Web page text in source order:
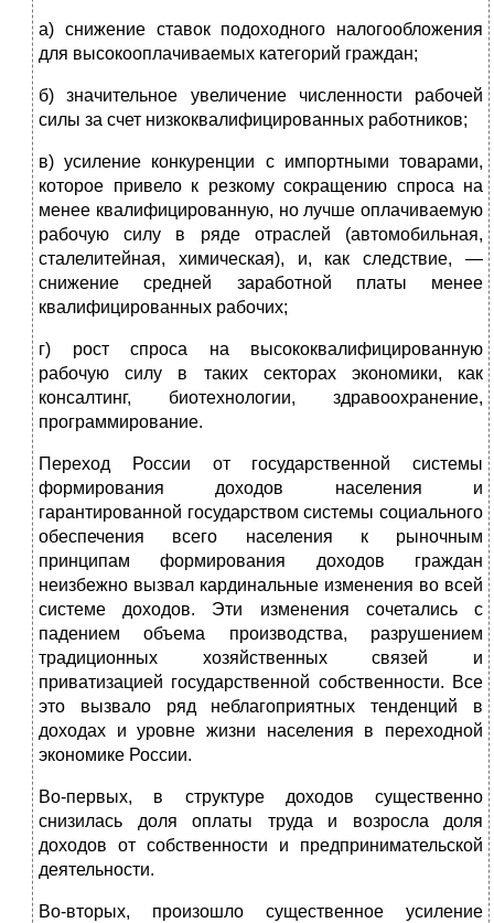
а) снижение ставок подоходного налогообложения
для высокооплачиваемых категорий граждан;
б) значительное увеличение численности рабочей
силы за счет низкоквалифицированных работников;
в) усиление конкуренции с импортными товарами,
которое привело к резкому сокращению спроса на
менее квалифицированную, но лучше оплачиваемую
рабочую силу в ряде отраслей (автомобильная,
сталелитейная, химическая), и, как следствие, —
снижение средней заработной платы менее
квалифицированных рабочих;
г) рост спроса на высококвалифицированную
рабочую силу в таких секторах экономики, как
консалтинг, биотехнологии, здравоохранение,
программирование.
Переход России от государственной системы
формирования доходов населения и
гарантированной государством системы социального
обеспечения всего населения к рыночным
принципам формирования доходов граждан
неизбежно вызвал кардинальные изменения во всей
системе доходов. Эти изменения сочетались с
падением объема производства, разрушением
традиционных хозяйственных связей и
приватизацией государственной собственности. Все
это вызвало ряд неблагоприятных тенденций в
доходах и уровне жизни населения в переходной
экономике России.
Во-первых, в структуре доходов существенно
снизилась доля оплаты труда и возросла доля
доходов от собственности и предпринимательской
деятельности.
Во-вторых, произошло существенное усиление